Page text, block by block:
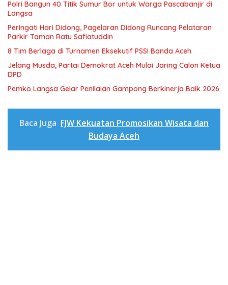
Polri Bangun 40 Titik Sumur Bor untuk Warga Pascabanjir di
Langsa
Peringati Hari Didong, Pagelaran Didong Runcang Pelataran
Parkir Taman Ratu Safiatuddin
8 Tim Berlaga di Turnamen Eksekutif PSSI Banda Aceh
Jelang Musda, Partai Demokrat Aceh Mulai Jaring Calon Ketua
DPD
Pemko Langsa Gelar Penilaian Gampong Berkinerja Baik 2026
Baca Juga FJW Kekuatan Promosikan Wisata dan
Budaya Aceh